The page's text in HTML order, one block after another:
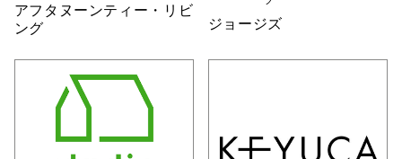
アフタヌーンティー・リビ
ング
ジョージズ
三宮オ